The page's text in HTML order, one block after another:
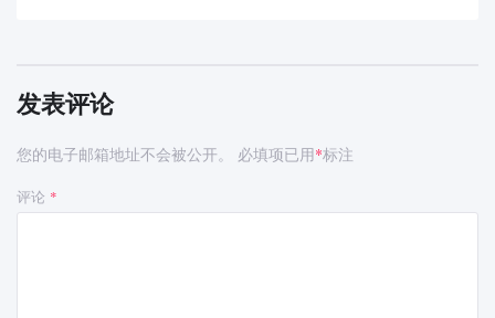
发表评论
您的电子邮箱地址不会被公开。 必填项已用*标注
评论 *